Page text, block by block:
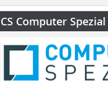
CS Computer Spezial